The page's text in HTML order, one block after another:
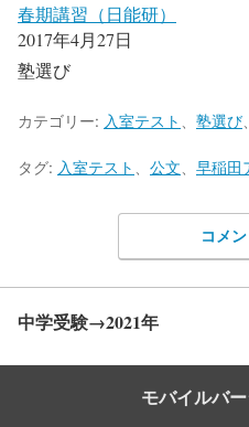
春期講習（日能研）
2017年4月27日
塾選び
カテゴリー: 入室テスト 塾選び
タグ: 入室テスト 公文 早稲田
コメ
中学受験→2021年
モバイルバ